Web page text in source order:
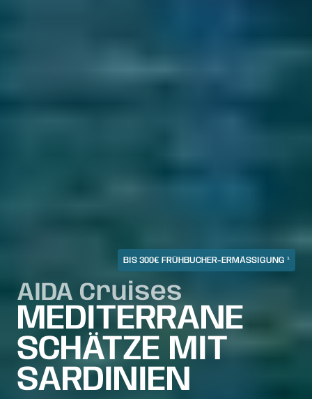
BIS 300€ FRÜHBUCHER-ERMÄSSIGUNG ¹
AIDA Cruises
MEDITERRANE
SCHÄTZE MIT
SARDINIEN